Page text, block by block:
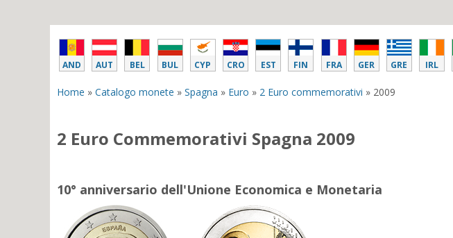
AND AUT BEL BUL CYP CRO EST FIN FRA GER GRE IRL
Home » Catalogo monete » Spagna » Euro » 2 Euro commemorativi » 2009
2 Euro Commemorativi Spagna 2009
10° anniversario dell'Unione Economica e Monetaria